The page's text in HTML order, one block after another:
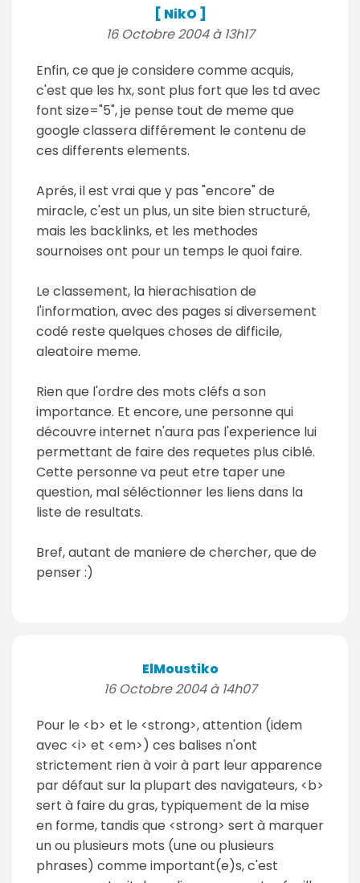
[ NikO ]
16 Octobre 2004 à 13h17
Enfin, ce que je considere comme acquis,
c'est que les hx, sont plus fort que les td avec
font size="5", je pense tout de meme que
google classera différement le contenu de
ces differents elements.
Aprés, il est vrai que y pas "encore" de
miracle, c'est un plus, un site bien structuré,
mais les backlinks, et les methodes
sournoises ont pour un temps le quoi faire.
Le classement, la hierachisation de
l'information, avec des pages si diversement
codé reste quelques choses de difficile,
aleatoire meme.
Rien que l'ordre des mots cléfs a son
importance. Et encore, une personne qui
découvre internet n'aura pas l'experience lui
permettant de faire des requetes plus ciblé.
Cette personne va peut etre taper une
question, mal séléctionner les liens dans la
liste de resultats.
Bref, autant de maniere de chercher, que de
penser :)
ElMoustiko
16 Octobre 2004 à 14h07
Pour le <b> et le <strong>, attention (idem
avec <i> et <em>) ces balises n'ont
strictement rien à voir à part leur apparence
par défaut sur la plupart des navigateurs, <b>
sert à faire du gras, typiquement de la mise
en forme, tandis que <strong> sert à marquer
un ou plusieurs mots (une ou plusieurs
phrases) comme important(e)s, c'est